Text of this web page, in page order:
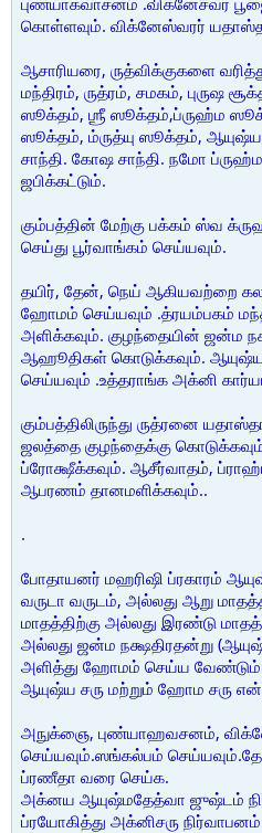
கொள்ளவும். விக்னேஸ்வரர்
ஆசாரியரை, ருத்விக்குகளை
மந்திரம், ருத்ரம், சமகம், புருஷ
ஸூக்தம், ஶ்ரீ ஸூக்தம்,ப்ருஹ்ம
ஸூக்தம், ம்ருத்யு ஸூக்தம்,
சாந்தி. கோஷ சாந்தி. நமோ
ஜபிக்கட்டும்.
கும்பத்தின் மேற்கு பக்கம் ஸ்வ
செய்து பூர்வாங்கம் செய்யவும்.
தயிர், தேன், நெய் ஆகியவற்றை
ஹோமம் செய்யவும் .த்ரயம்பகம்
அளிக்கவும். குழந்தையின் ஜன்ம
ஆஹூதிகள் கொடுக்கவும்.
செய்யவும் .உத்தராங்க அக்னி
கும்பத்திலிருந்து ருத்ரனை
ஜலத்தை குழந்தைக்கு
ப்ரோக்ஷீக்கவும். ஆசீர்வாதம்,
ஆபரணம் தானமளிக்கவும்..
.
போதாயனர் மஹரிஷி ப்ரகாரம்
வருடா வருடம், அல்லது ஆறு
மாதத்திற்கு அல்லது இரண்டு
அல்லது ஜன்ம நக்ஷதிரதன்று
அளித்து ஹோமம் செய்ய
ஆயுஷ்ய சரு மற்றும் ஹோம சரு
அநுக்ஞை, புண்யாஹவசனம்,
செய்யவும்.ஸங்கல்பம்
ப்ரணீதா வரை செய்க.
அக்னய ஆயுஷ்மதேத்வா ஜுஷ்டம்
ப்ரயோகித்து அக்னிசரு